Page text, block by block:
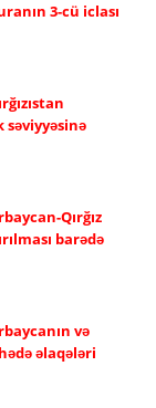
3-cü iclası
Qırğız
barədə
və
əlaqələri